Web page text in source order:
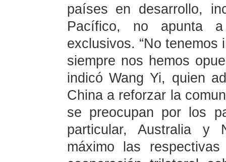
países en desarrollo,
Pacífico, no apunta
exclusivos. “No
siempre nos hemos
indicó Wang Yi, quien
China a reforzar la
se preocupan por los
particular, Australia y
máximo las